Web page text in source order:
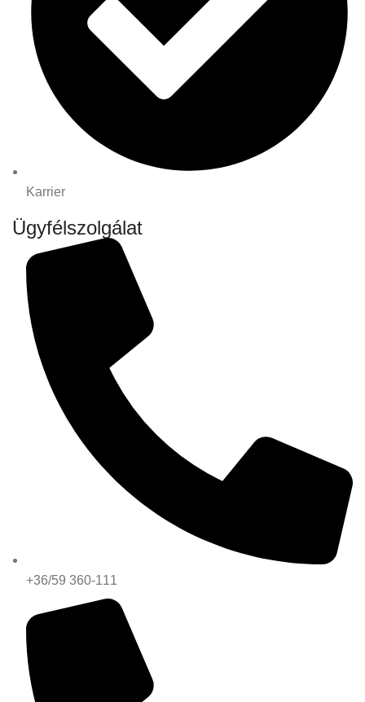
Karrier
Ügyfélszolgálat
+36/59 360-111